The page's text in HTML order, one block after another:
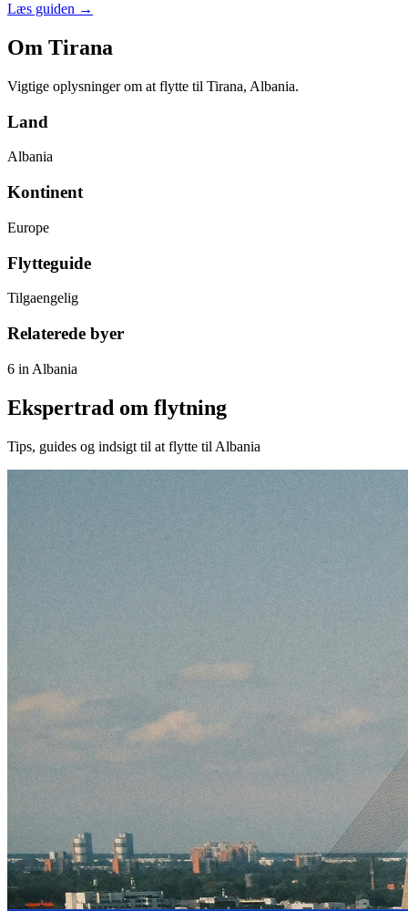
Læs guiden →
Om Tirana
Vigtige oplysninger om at flytte til Tirana, Albania.
Land
Albania
Kontinent
Europe
Flytteguide
Tilgaengelig
Relaterede byer
6 in Albania
Ekspertrad om flytning
Tips, guides og indsigt til at flytte til Albania